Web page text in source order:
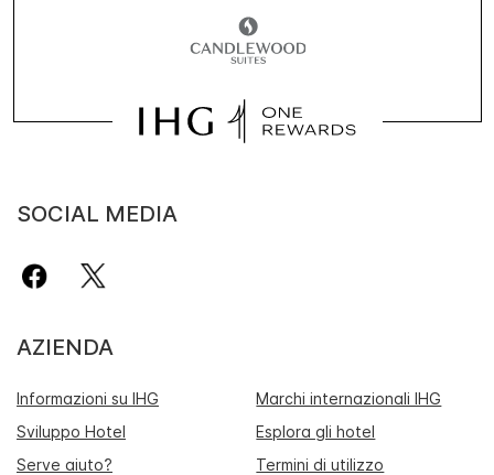
SOCIAL MEDIA
AZIENDA
Informazioni su IHG
Marchi internazionali IHG
Sviluppo Hotel
Esplora gli hotel
Serve aiuto?
Termini di utilizzo